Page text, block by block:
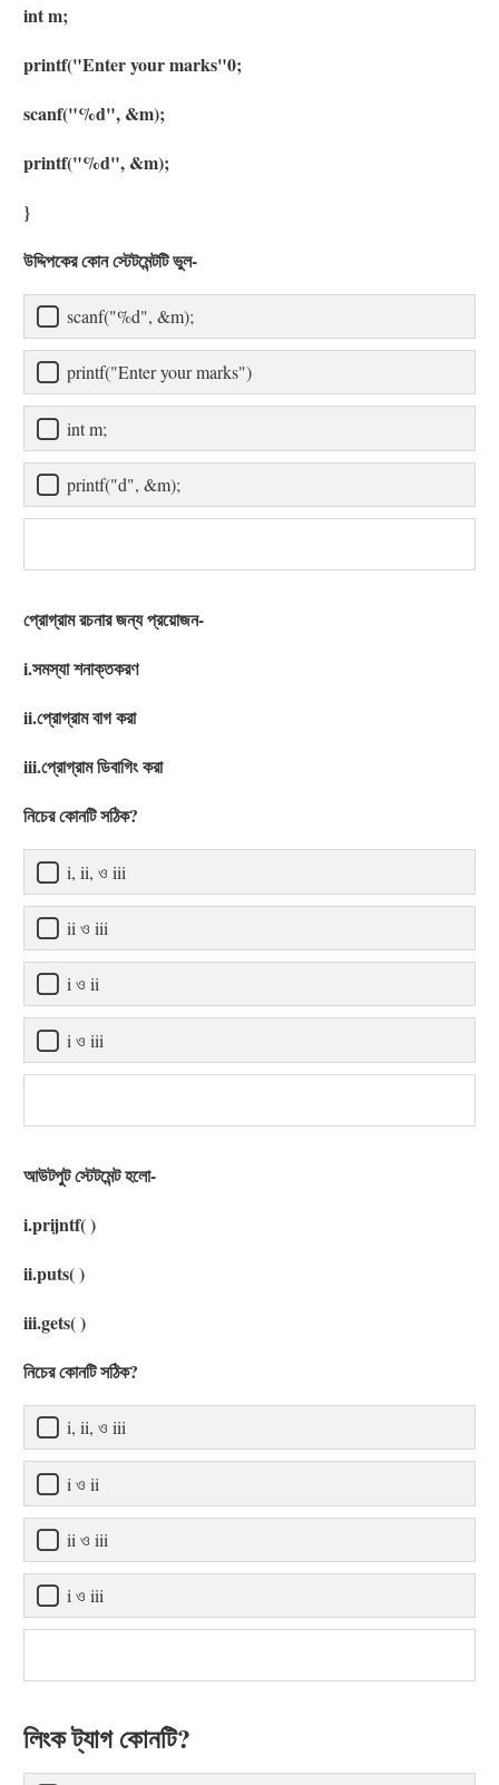
int m;
printf("Enter your marks"0;
scanf("%d", &m);
printf("%d", &m);
}
উদ্দিপকের কোন স্টেটমেন্টটি ভুল-
scanf("%d", &m);
printf("Enter your marks")
int m;
printf("d", &m);
প্রোগ্রাম রচনার জন্য প্রয়োজন-
i.সমস্যা শনাক্তকরণ
ii.প্রোগ্রাম বাগ করা
iii.প্রোগ্রাম ডিবাগিং করা
নিচের কোনটি সঠিক?
i, ii, ও iii
ii ও iii
i ও ii
i ও iii
আউটপুট স্টেটমেন্ট হলো-
i.prijntf( )
ii.puts( )
iii.gets( )
নিচের কোনটি সঠিক?
i, ii, ও iii
i ও ii
ii ও iii
i ও iii
লিংক ট্যাগ কোনটি?